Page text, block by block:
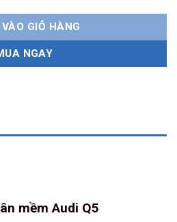
GIỎ HÀNG
NGAY
mềm Audi Q5